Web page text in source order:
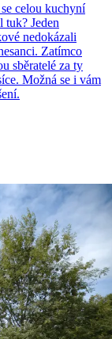
celou kuchyní
tuk? Jeden
nedokázali
Zatímco
sběratelé za ty
Možná se i vám